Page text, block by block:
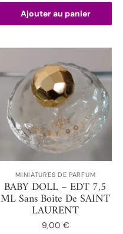
Ajouter au panier
MINIATURES DE PARFUM
BABY DOLL – EDT 7,5
ML Sans Boite De SAINT
LAURENT
9,00 €